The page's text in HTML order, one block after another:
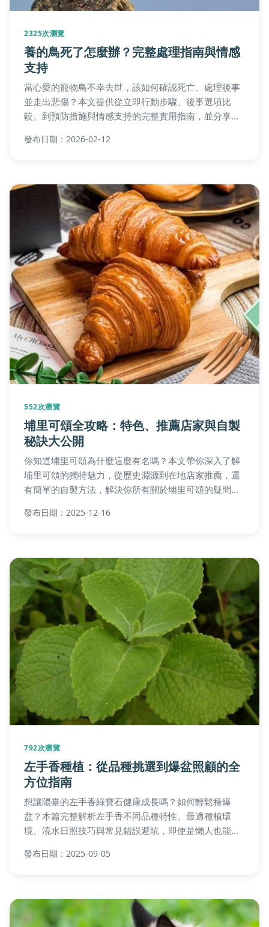
2325次瀏覽
養的鳥死了怎麼辦？完整處理指南與情感
支持
當心愛的寵物鳥不幸去世，該如何確認死亡、處理後事
並走出悲傷？本文提供從立即行動步驟、後事選項比
較、到預防措施與情感支持的完整實用指南，並分享資
發布日期：2026-02-12
552次瀏覽
埔里可頌全攻略：特色、推薦店家與自製
秘訣大公開
你知道埔里可頌為什麼這麼有名嗎？本文帶你深入了解
埔里可頌的獨特魅力，從歷史淵源到在地店家推薦，還
有簡單的自製方法，解決你所有關於埔里可頌的疑問，
發布日期：2025-12-16
792次瀏覽
左手香種植：從品種挑選到爆盆照顧的全
方位指南
想讓陽臺的左手香綠寶石健康成長嗎？如何輕鬆種爆
盆？本篇完整解析左手香不同品種特性、最適種植環
境、澆水日照技巧與常見錯誤避坑，即使是懶人也能養
發布日期：2025-09-05